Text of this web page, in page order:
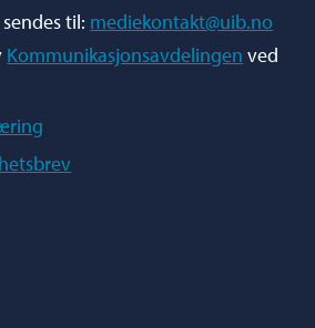
til: mediekontakt@uib.no
Kommunikasjonsavdelingen ved